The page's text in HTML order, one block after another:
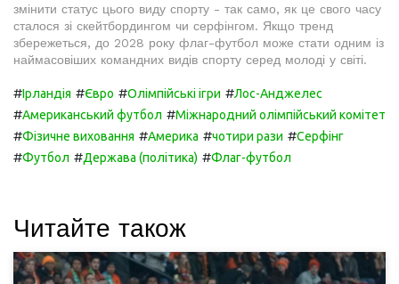
змінити статус цього виду спорту - так само, як це свого часу
сталося зі скейтбордингом чи серфінгом. Якщо тренд
збережеться, до 2028 року флаг-футбол може стати одним із
наймасовіших командних видів спорту серед молоді у світі.
#Ірландія #Євро #Олімпійські ігри #Лос-Анджелес
#Американський футбол #Міжнародний олімпійський комітет
#Фізичне виховання #Америка #чотири рази #Серфінг
#Футбол #Держава (політика) #Флаг-футбол
Читайте також